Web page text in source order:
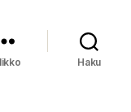
Haku